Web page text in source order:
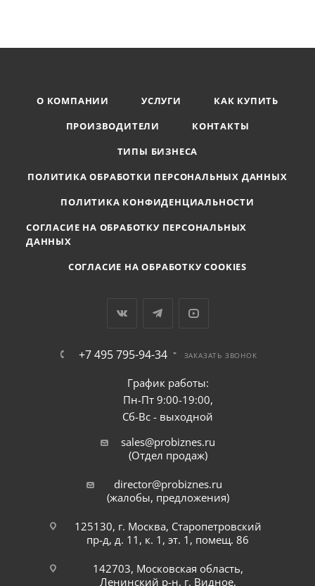
О КОМПАНИИ УСЛУГИ
КАК КУПИТЬ
ПРОИЗВОДИТЕЛИ
КОНТАКТЫ
ТИПЫ БИЗНЕСА
ПОЛИТИКА ОБРАБОТКИ ПЕРСОНАЛЬНЫХ ДАННЫХ
ПОЛИТИКА КОНФИДЕНЦИАЛЬНОСТИ
СОГЛАСИЕ НА ОБРАБОТКУ ПЕРСОНАЛЬНЫХ
ДАННЫХ
СОГЛАСИЕ НА ОБРАБОТКУ COOKIES
+7 495 795-94-34 ЗАКАЗАТЬ ЗВОНОК
График работы:
Пн-Пт 9:00-19:00,
Сб-Вс - выходной
sales@probiznes.ru
(Отдел продаж)
director@probiznes.ru
(жалобы, предложения)
125130, г. Москва, Старопетровский
пр-д, д. 11, к. 1, эт. 1, помещ. 86
142703, Московская область,
Ленинский р-н, г. Видное,